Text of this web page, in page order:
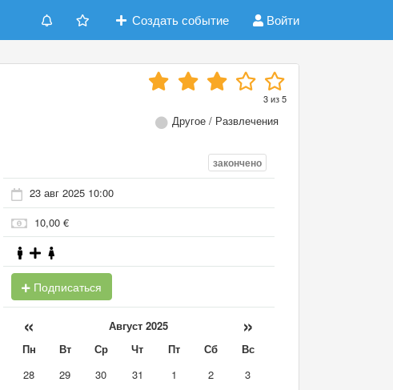
Создать событие Войти
3из5
Другое / Развлечения
закончено
23 авг 2025 10:00
10,00 €
Подписаться
« Август 2025 »
Пн Вт Ср Чт Пт Сб
Вс
28
29 30 31 1 2
3